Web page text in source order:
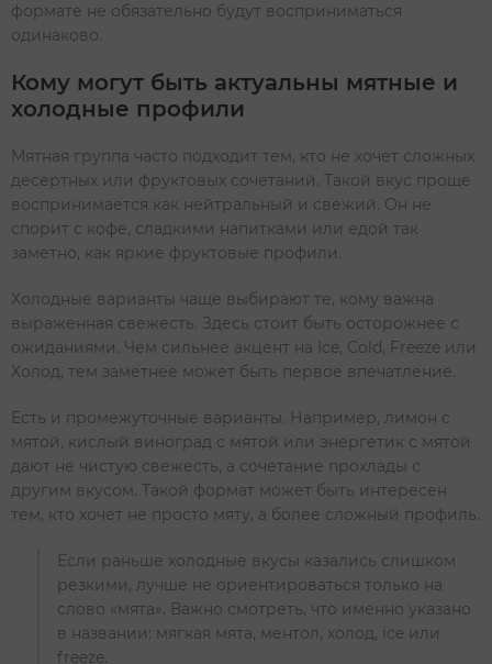
формате не обязательно будут восприниматься
одинаково.
Кому могут быть актуальны мятные и
холодные профили
Мятная группа часто подходит тем, кто не хочет сложных
десертных или фруктовых сочетаний. Такой вкус проще
воспринимается как нейтральный и свежий. Он не
спорит с кофе, сладкими напитками или едой так
заметно, как яркие фруктовые профили.
Холодные варианты чаще выбирают те, кому важна
выраженная свежесть. Здесь стоит быть осторожнее с
ожиданиями. Чем сильнее акцент на Ice, Cold, Freeze или
Холод, тем заметнее может быть первое впечатление.
Есть и промежуточные варианты. Например, лимон с
мятой, кислый виноград с мятой или энергетик с мятой
дают не чистую свежесть, а сочетание прохлады с
другим вкусом. Такой формат может быть интересен
тем, кто хочет не просто мяту, а более сложный профиль.
Если раньше холодные вкусы казались слишком
резкими, лучше не ориентироваться только на
слово «мята». Важно смотреть, что именно указано
в названии: мягкая мята, ментол, холод, ice или
freeze.